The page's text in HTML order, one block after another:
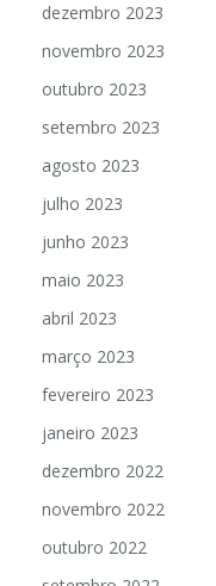
dezembro 2023
novembro 2023
outubro 2023
setembro 2023
agosto 2023
julho 2023
junho 2023
maio 2023
abril 2023
março 2023
fevereiro 2023
janeiro 2023
dezembro 2022
novembro 2022
outubro 2022